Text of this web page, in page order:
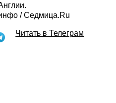
/Седмица.Ru
Читать в Телеграм